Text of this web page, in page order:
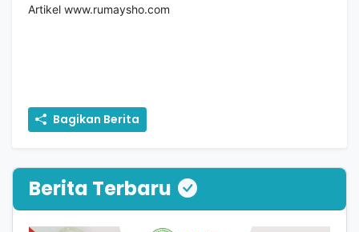
Artikel www.rumaysho.com
Bagikan Berita
Berita Terbaru